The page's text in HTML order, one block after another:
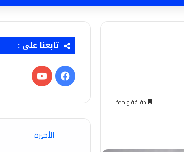
دقيقة واحدة
تابعنا على :
فيسبوك‫YouTube
الأخيرة